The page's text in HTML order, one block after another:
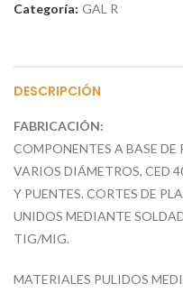
Categoría: GAL R
DESCRIPCIÓN
FABRICACIÓN:
COMPONENTES A BASE DE
VARIOS DIÁMETROS, CED
Y PUENTES. CORTES DE
UNIDOS MEDIANTE
TIG/MIG.
MATERIALES PULIDOS